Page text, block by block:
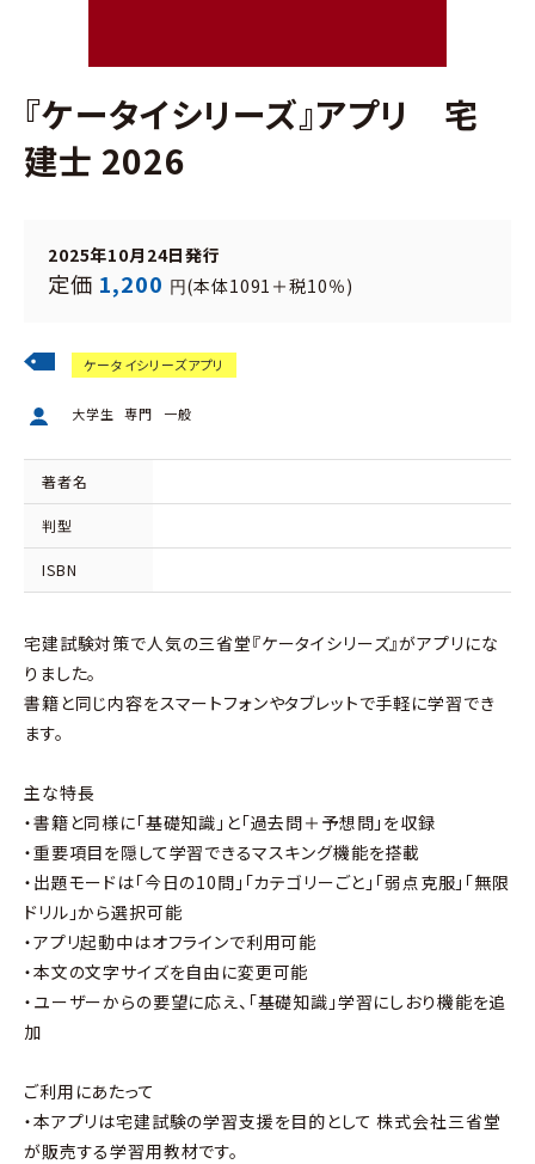
ケータイシリーズアプリ
大学生 専門 一般
著者名
判型
ISBN
宅建試験対策で人気の三省堂『ケータイシリーズ』がアプリにな
りました。
書籍と同じ内容をスマートフォンやタブレットで手軽に学習でき
ます。
主な特長
・書籍と同様に「基礎知識」と「過去問＋予想問」を収録
・重要項目を隠して学習できるマスキング機能を搭載
・出題モードは「今日の10問」「カテゴリーごと」「弱点克服」「無限
ドリル」から選択可能
・アプリ起動中はオフラインで利用可能
・本文の文字サイズを自由に変更可能
・ユーザーからの要望に応え、「基礎知識」学習にしおり機能を追
加
ご利用にあたって
・本アプリは宅建試験の学習支援を目的として 株式会社三省堂
が販売する学習用教材です。
『ケータイシリーズ』アプリ 宅
建士 2026
2025年10月24日発行
定価 1,200 円(本体1091＋税10％)